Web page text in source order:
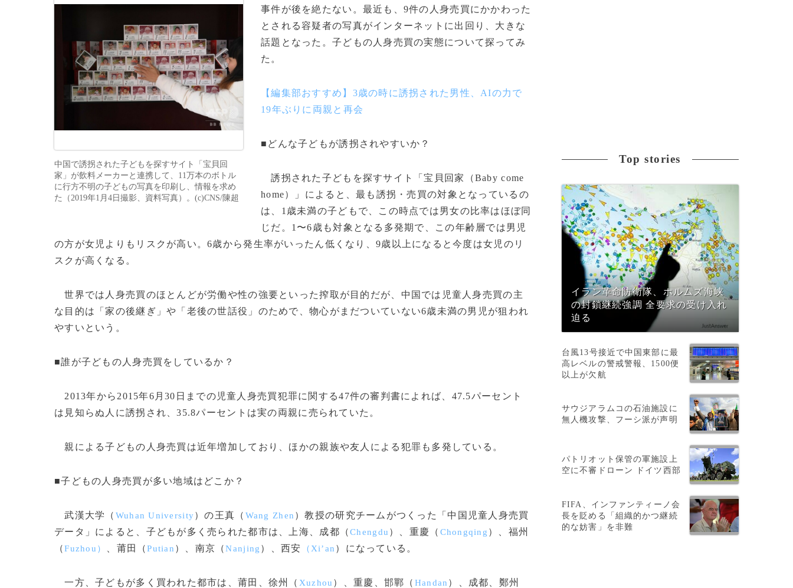
中国で誘拐された子どもを探すサイト「宝貝回
家」が飲料メーカーと連携して、11万本のボトル
に行方不明の子どもの写真を印刷し、情報を求め
た（2019年1月4日撮影、資料写真）。(c)CNS/陳超
事件が後を絶たない。最近も、9件の人身売買にかかわった
とされる容疑者の写真がインターネットに出回り、大きな
話題となった。子どもの人身売買の実態について探ってみ
た。
【編集部おすすめ】3歳の時に誘拐された男性、AIの力で
19年ぶりに両親と再会
■どんな子どもが誘拐されやすいか？
誘拐された子どもを探すサイト「宝貝回家（Baby come
home）」によると、最も誘拐・売買の対象となっているの
は、1歳未満の子どもで、この時点では男女の比率はほぼ同
じだ。1〜6歳も対象となる多発期で、この年齢層では男児
の方が女児よりもリスクが高い。6歳から発生率がいったん低くなり、9歳以上になると今度は女児のリ
スクが高くなる。
世界では人身売買のほとんどが労働や性の強要といった搾取が目的だが、中国では児童人身売買の主
な目的は「家の後継ぎ」や「老後の世話役」のためで、物心がまだついていない6歳未満の男児が狙われ
やすいという。
■誰が子どもの人身売買をしているか？
2013年から2015年6月30日までの児童人身売買犯罪に関する47件の審判書によれば、47.5パーセント
は見知らぬ人に誘拐され、35.8パーセントは実の両親に売られていた。
親による子どもの人身売買は近年増加しており、ほかの親族や友人による犯罪も多発している。
■子どもの人身売買が多い地域はどこか？
武漢大学（ Wuhan University）の王真（ Wang Zhen ）教授の研究チームがつくった「中国児童人身売買
データ」によると、子どもが多く売られた都市は、上海、成都（Chengdu ）、重慶（ Chongqing ）、福州
（Fuzhou） 、莆田（Putian ）、南京（Nanjing ）、西安 （Xi’an ）になっている。
一方、子どもが多く買われた都市は、莆田、徐州（ Xuzhou ）、重慶、邯鄲（ Handan ）、成都、鄭州
Top stories
イラン革命防衛隊、ホルムズ海峡
の封鎖継続強調 全要求の受け入れ
迫る
台風13号接近で中国東部に最
高レベルの警戒警報、1500便
以上が欠航
サウジアラムコの石油施設に
無人機攻撃、フーシ派が声明
パトリオット保管の軍施設上
空に不審ドローン ドイツ西部
FIFA、インファンティーノ会
長を貶める「組織的かつ継続
的な妨害」を非難